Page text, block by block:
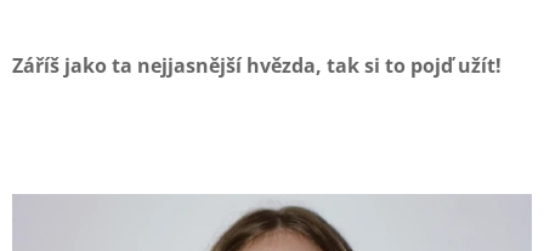
Záříš jako ta nejjasnější hvězda, tak si to pojď užít!